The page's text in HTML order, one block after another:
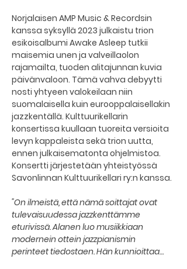
Norjalaisen AMP Music & Recordsin
kanssa syksyllä 2023 julkaistu trion
esikoisalbumi Awake Asleep tutkii
maisemia unen ja valveillaolon
rajamailta, tuoden alitajunnan kuvia
päivänvaloon. Tämä vahva debyytti
nosti yhtyeen valokeilaan niin
suomalaisella kuin eurooppalaisellakin
jazzkentällä. Kulttuurikellarin
konsertissa kuullaan tuoreita versioita
levyn kappaleista sekä trion uutta,
ennen julkaisematonta ohjelmistoa.
Konsertti järjestetään yhteistyössä
Savonlinnan Kulttuurikellari ry:n kanssa.
"On ilmeistä, että nämä soittajat ovat
tulevaisuudessa jazzkenttämme
eturivissä. Alanen luo musiikkiaan
modernein ottein jazzpianismin
perinteet tiedostaen. Hän kunnioittaa…